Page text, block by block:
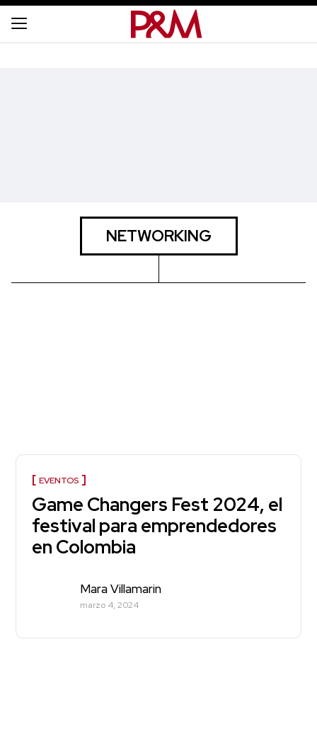
NETWORKING
EVENTOS
Game Changers Fest 2024, el
festival para emprendedores
en Colombia
Mara Villamarin
marzo 4, 2024